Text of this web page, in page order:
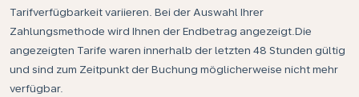
Tarifverfügbarkeit variieren. Bei der Auswahl Ihrer
Zahlungsmethode wird Ihnen der Endbetrag angezeigt.Die
angezeigten Tarife waren innerhalb der letzten 48 Stunden gültig
und sind zum Zeitpunkt der Buchung möglicherweise nicht mehr
verfügbar.